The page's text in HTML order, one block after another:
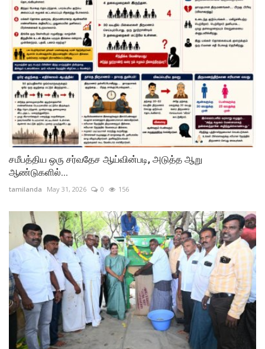
சமீபத்திய ஒரு சர்வதேச ஆய்வின்படி, அடுத்த ஆறு
ஆண்டுகளில்...
tamilanda May 31, 2026 0 156